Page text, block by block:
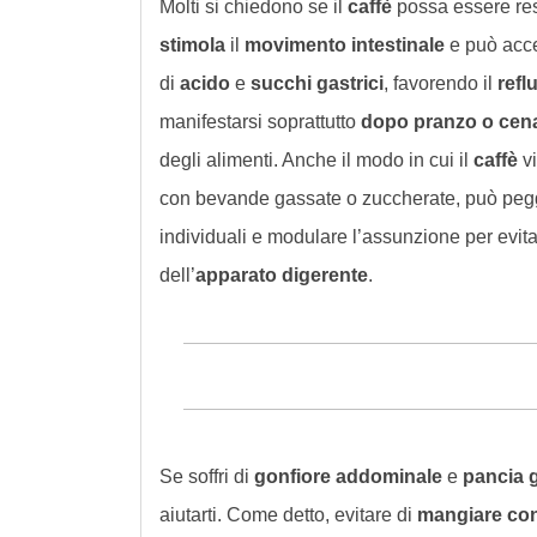
Molti si chiedono se il caffè possa essere
stimola il movimento intestinale e può
di acido e succhi gastrici, favorendo il
manifestarsi soprattutto dopo pranzo o
degli alimenti. Anche il modo in cui il caffè
con bevande gassate o zuccherate, può
individuali e modulare l’assunzione per
dell’apparato digerente.
Se soffri di gonfiore addominale e pancia
aiutarti. Come detto, evitare di mangiare